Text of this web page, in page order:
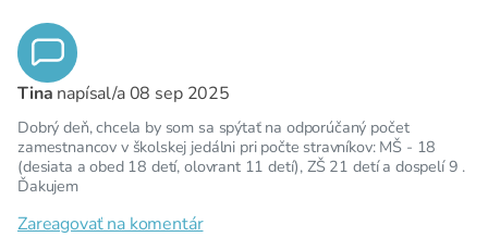
Tina napísal/a08 sep 2025
Dobrý deň, chcela by som sa spýtať na odporúčaný počet
zamestnancov v školskej jedálni pri počte stravníkov: MŠ - 18
(desiata a obed 18 detí, olovrant 11 detí), ZŠ 21 detí a dospelí 9 .
Ďakujem
Zareagovať na komentár